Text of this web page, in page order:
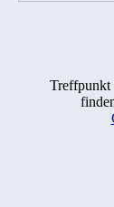
Treffpunkt